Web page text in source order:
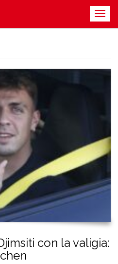
con la valigia: